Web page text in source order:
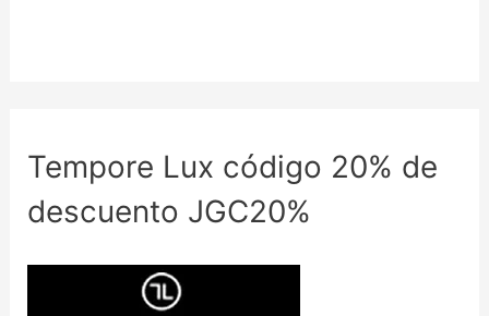
Tempore Lux código 20% de
descuento JGC20%